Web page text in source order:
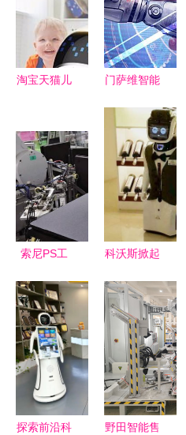
淘宝天猫儿
售趋势与选
购指南
门萨维智能
重塑电话销
售，智能解
决销售难题
索尼PS工
艺术家” 30
秒组装的魔
法与智能机
器人的销售
革命
科沃斯掀起
热潮 智能
家居与清洁
革命引领未
来
探索前沿科 野田智能售